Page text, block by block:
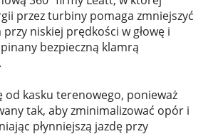
przez turbiny pomaga zmniejszyć
niskiej prędkości w głowę i
bezpieczną klamrą
od kasku terenowego, ponieważ
tak, aby zminimalizować opór i
płynniejszą jazdę przy